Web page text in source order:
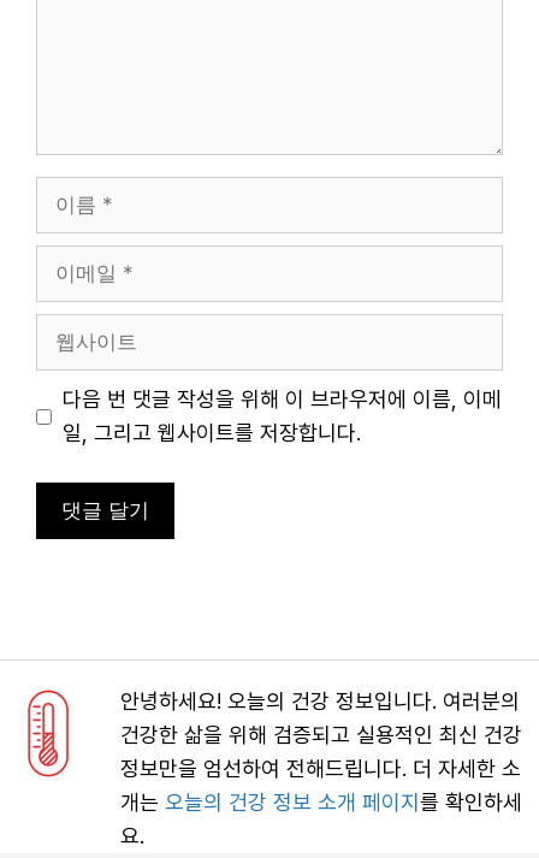
트
다음 번 댓글 작성을 위해 이 브라우저에 이름, 이메
일, 그리고 웹사이트를 저장합니다.
안녕하세요! 오늘의 건강 정보입니다. 여러분의
건강한 삶을 위해 검증되고 실용적인 최신 건강
정보만을 엄선하여 전해드립니다. 더 자세한 소
개는 오늘의 건강 정보 소개 페이지 를 확인하세
요.